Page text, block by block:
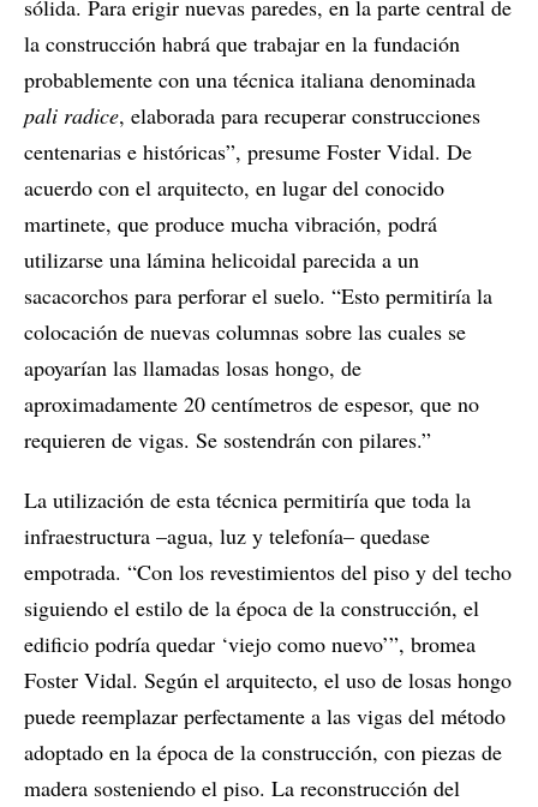
sólida. Para erigir nuevas paredes, en la parte central de
la construcción habrá que trabajar en la fundación
probablemente con una técnica italiana denominada
pali radice, elaborada para recuperar construcciones
centenarias e históricas”, presume Foster Vidal. De
acuerdo con el arquitecto, en lugar del conocido
martinete, que produce mucha vibración, podrá
utilizarse una lámina helicoidal parecida a un
sacacorchos para perforar el suelo. “Esto permitiría la
colocación de nuevas columnas sobre las cuales se
apoyarían las llamadas losas hongo, de
aproximadamente 20 centímetros de espesor, que no
requieren de vigas. Se sostendrán con pilares.”
La utilización de esta técnica permitiría que toda la
infraestructura –agua, luz y telefonía– quedase
empotrada. “Con los revestimientos del piso y del techo
siguiendo el estilo de la época de la construcción, el
edificio podría quedar ‘viejo como nuevo’”, bromea
Foster Vidal. Según el arquitecto, el uso de losas hongo
puede reemplazar perfectamente a las vigas del método
adoptado en la época de la construcción, con piezas de
madera sosteniendo el piso. La reconstrucción del